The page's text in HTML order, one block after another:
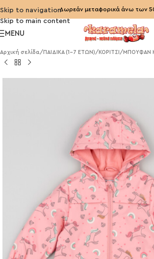
Skip to navigation
Skip to main content
Δωρεάν μεταφορικά άνω των
MENU
Αρχική σελίδα/ ΠΑΙΔΙΚΑ (1-7 ΕΤΩΝ)/ ΚΟΡΙΤΣΙ /ΜΠΟΥΦΑΝ